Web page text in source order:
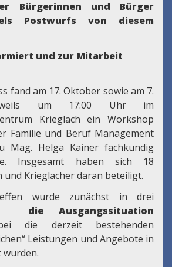
Bürgerinnen und Bürger
Postwurfs von diesem
und zur Mitarbeit
fand am 17. Oktober sowie am 7.
um 17:00 Uhr im
Krieglach ein Workshop
Familie und Beruf Management
Mag. Helga Kainer fachkundig
Insgesamt haben sich 18
und Krieglacher daran beteiligt.
wurde zunächst in drei
die Ausgangssituation
die derzeit bestehenden
Leistungen und Angebote in
wurden.